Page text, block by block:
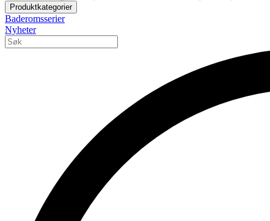
Produktkategorier
Baderomsserier
Nyheter